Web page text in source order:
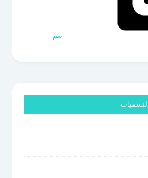
‏يتم
التسميات